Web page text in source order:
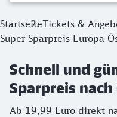
StartseiteTickets &
Super Sparpreis Europa
Schnell und
Sparpreis
Ab 19,99 Euro direkt